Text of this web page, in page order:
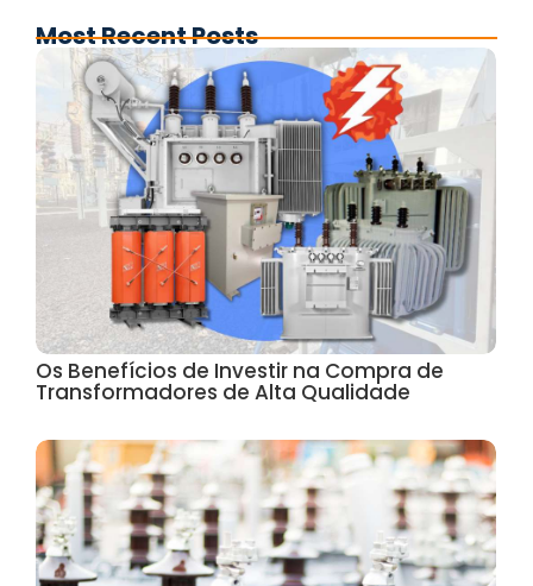
Most Recent Posts
Os Benefícios de Investir na Compra de
Transformadores de Alta Qualidade